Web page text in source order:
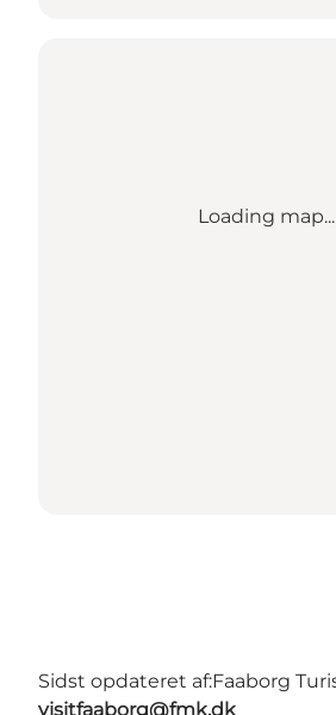
Loading map...
Sidst opdateret af:Faaborg
visitfaaborg@fmk.dk